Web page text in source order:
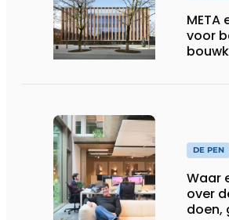
voor
DE PEN
Waar
over
doen,